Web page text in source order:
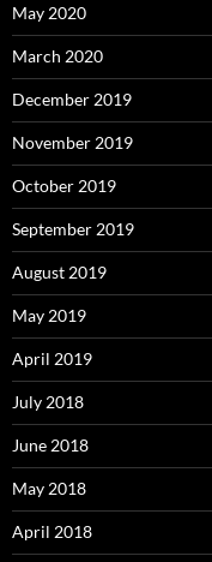
May 2020
March 2020
December 2019
November 2019
October 2019
September 2019
August 2019
May 2019
April 2019
July 2018
June 2018
May 2018
April 2018